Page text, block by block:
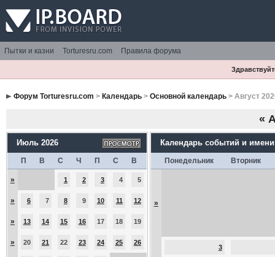
Пытки и казни Torturesru.com Правила форума
Форум Torturesru.com > Календарь> Основной календарь> Август
«
Июль 2026
П В С Ч П С В
» 1 2 3 4 5
» 6 7 8 9 10 11 12
» 13 14 15 16 17 18 19
» 20 21 22 23 24 25 26
Календарь событий и
Понедельник Вторник
»
3